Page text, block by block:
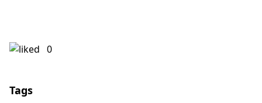
0
Tags